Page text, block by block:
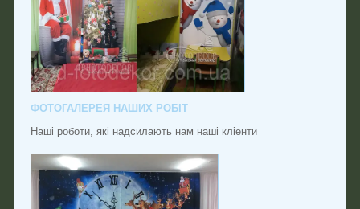
ФОТОГАЛЕРЕЯ НАШИХ РОБІТ
Наші роботи, які надсилають нам наші кліенти